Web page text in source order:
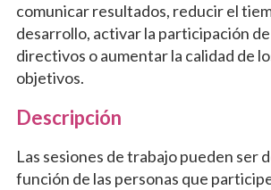
comunicar resultados, reducir el
desarrollo, activar la participación
directivos o aumentar la calidad de
objetivos.
Descripción
Las sesiones de trabajo pueden ser
función de las personas que